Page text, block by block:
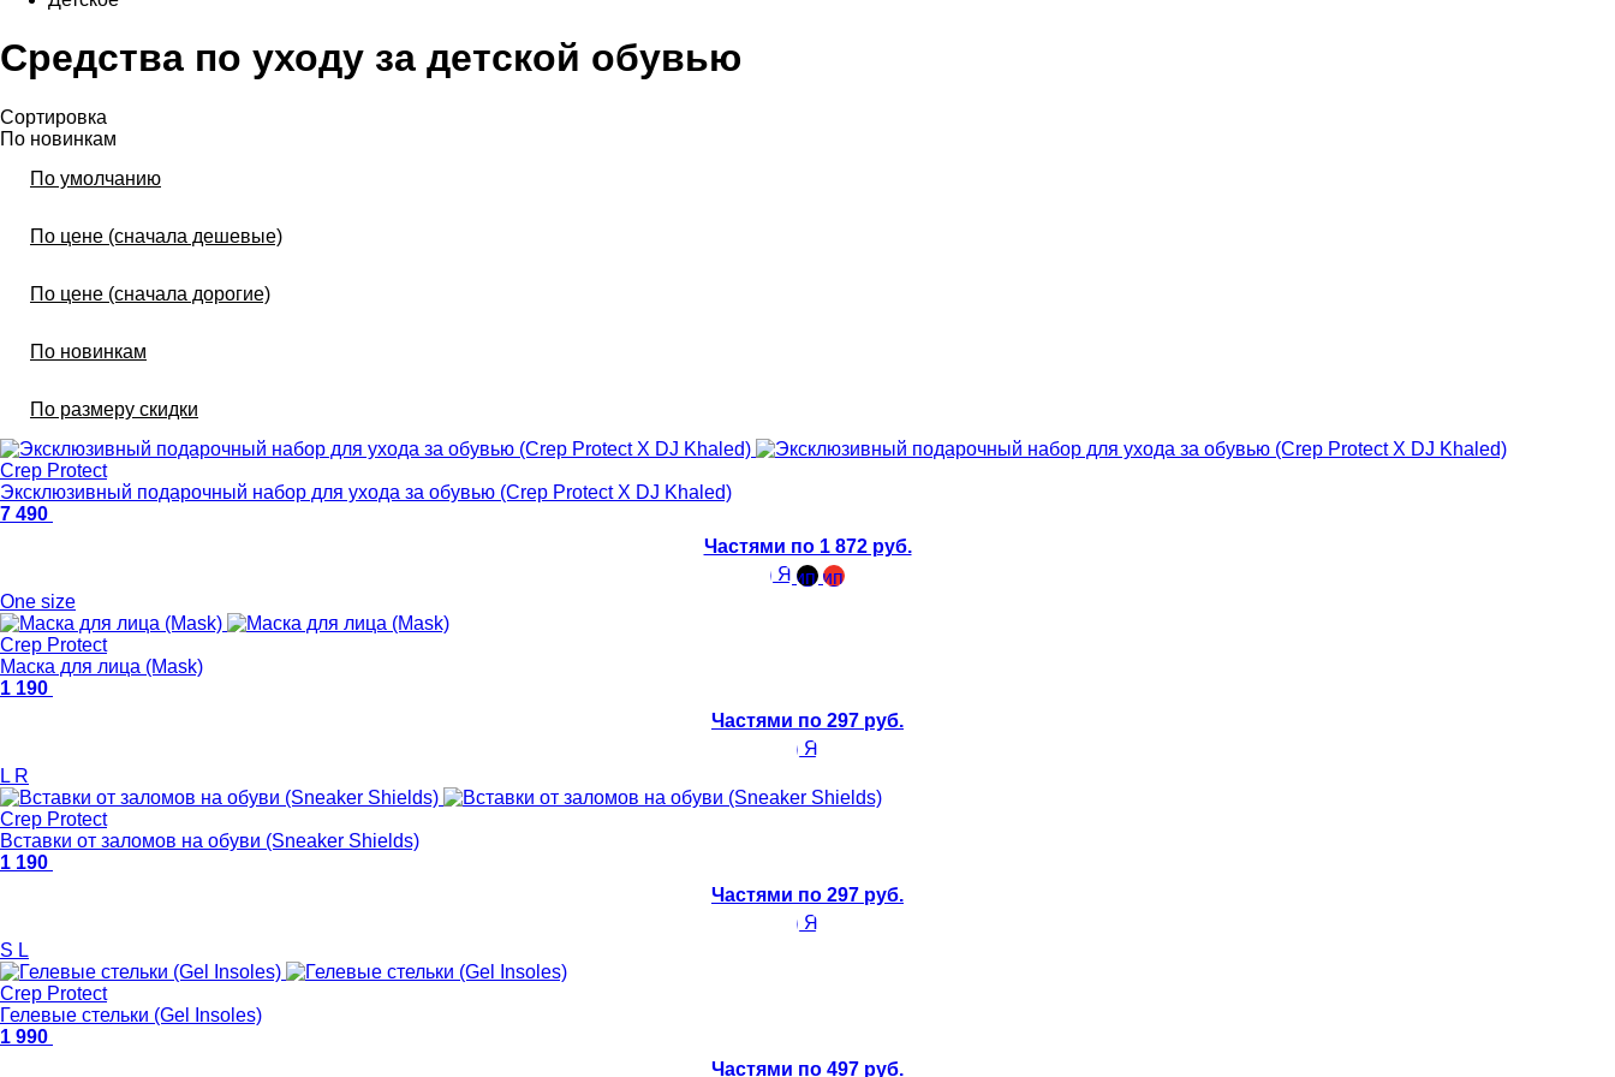
Cредства по уходу за детской обувью
Сортировка
По новинкам
По умолчанию
По цене (сначала дешевые)
По цене (сначала дорогие)
По новинкам
По размеру скидки
Crep Protect
Эксклюзивный подарочный набор для ухода за обувью (Crep Protect X DJ Khaled)
7 490
Частями по 1 872 руб.
One size
Crep Protect
Маска для лица (Mask)
1 190
Частями по 297 руб.
L R
Crep Protect
Вставки от заломов на обуви (Sneaker Shields)
1 190
Частями по 297 руб.
S L
Crep Protect
Гелевые стельки (Gel Insoles)
1 990
Частями по 497 руб.